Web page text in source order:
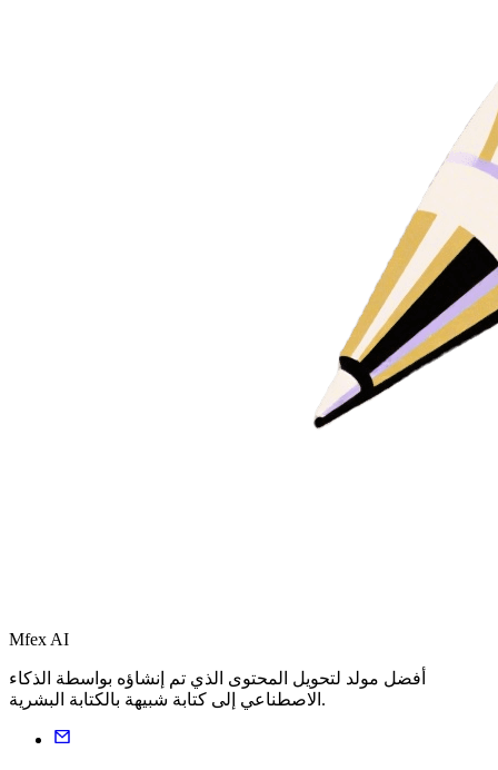
Mfex AI
أفضل مولد لتحويل المحتوى الذي تم إنشاؤه بواسطة الذكاء
الاصطناعي إلى كتابة شبيهة بالكتابة البشرية.